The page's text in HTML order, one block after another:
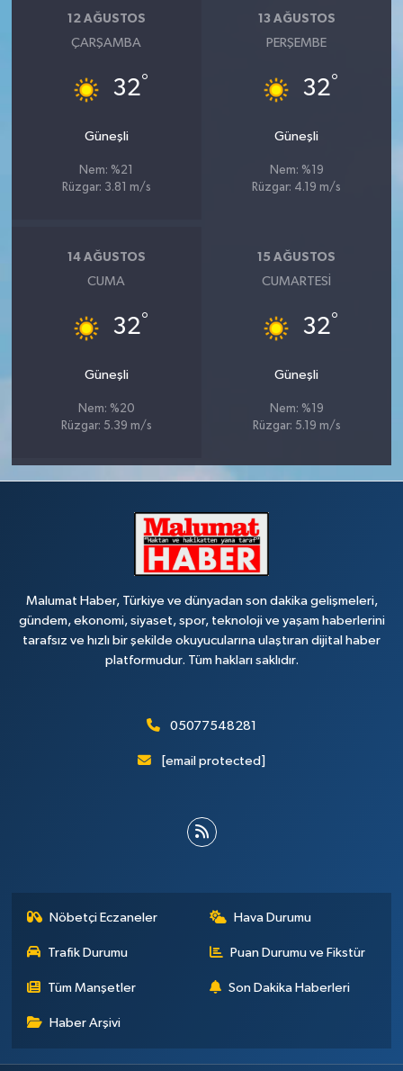
12 AĞUSTOS
ÇARŞAMBA
32°
Güneşli
Nem: %21
Rüzgar: 3.81 m/s
13 AĞUSTOS
PERŞEMBE
32°
Güneşli
Nem: %19
Rüzgar: 4.19 m/s
14 AĞUSTOS
CUMA
32°
Güneşli
Nem: %20
Rüzgar: 5.39 m/s
15 AĞUSTOS
CUMARTESI
32°
Güneşli
Nem: %19
Rüzgar: 5.19 m/s
Malumat Haber, Türkiye ve dünyadan son dakika gelişmeleri,
gündem, ekonomi, siyaset, spor, teknoloji ve yaşam haberlerini
tarafsız ve hızlı bir şekilde okuyucularına ulaştıran dijital haber
platformudur. Tüm hakları saklıdır.
05077548281
[email protected]
Nöbetçi Eczaneler Hava Durumu
Trafik Durumu Puan Durumu ve Fikstür
Tüm Manşetler Son Dakika Haberleri
Haber Arşivi